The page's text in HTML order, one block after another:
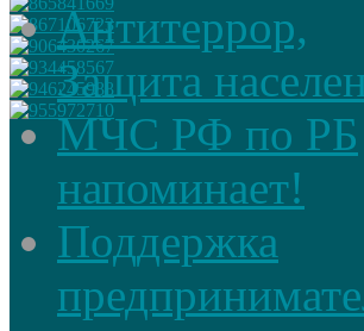
Антитеррор,
Защита
МЧС РФ по РБ
напоминает!
Поддержка